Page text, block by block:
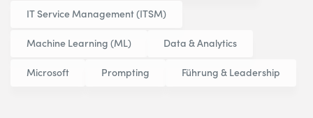
IT Service Management (ITSM)
Machine Learning (ML) Data & Analytics
Microsoft Prompting Führung & Leadership